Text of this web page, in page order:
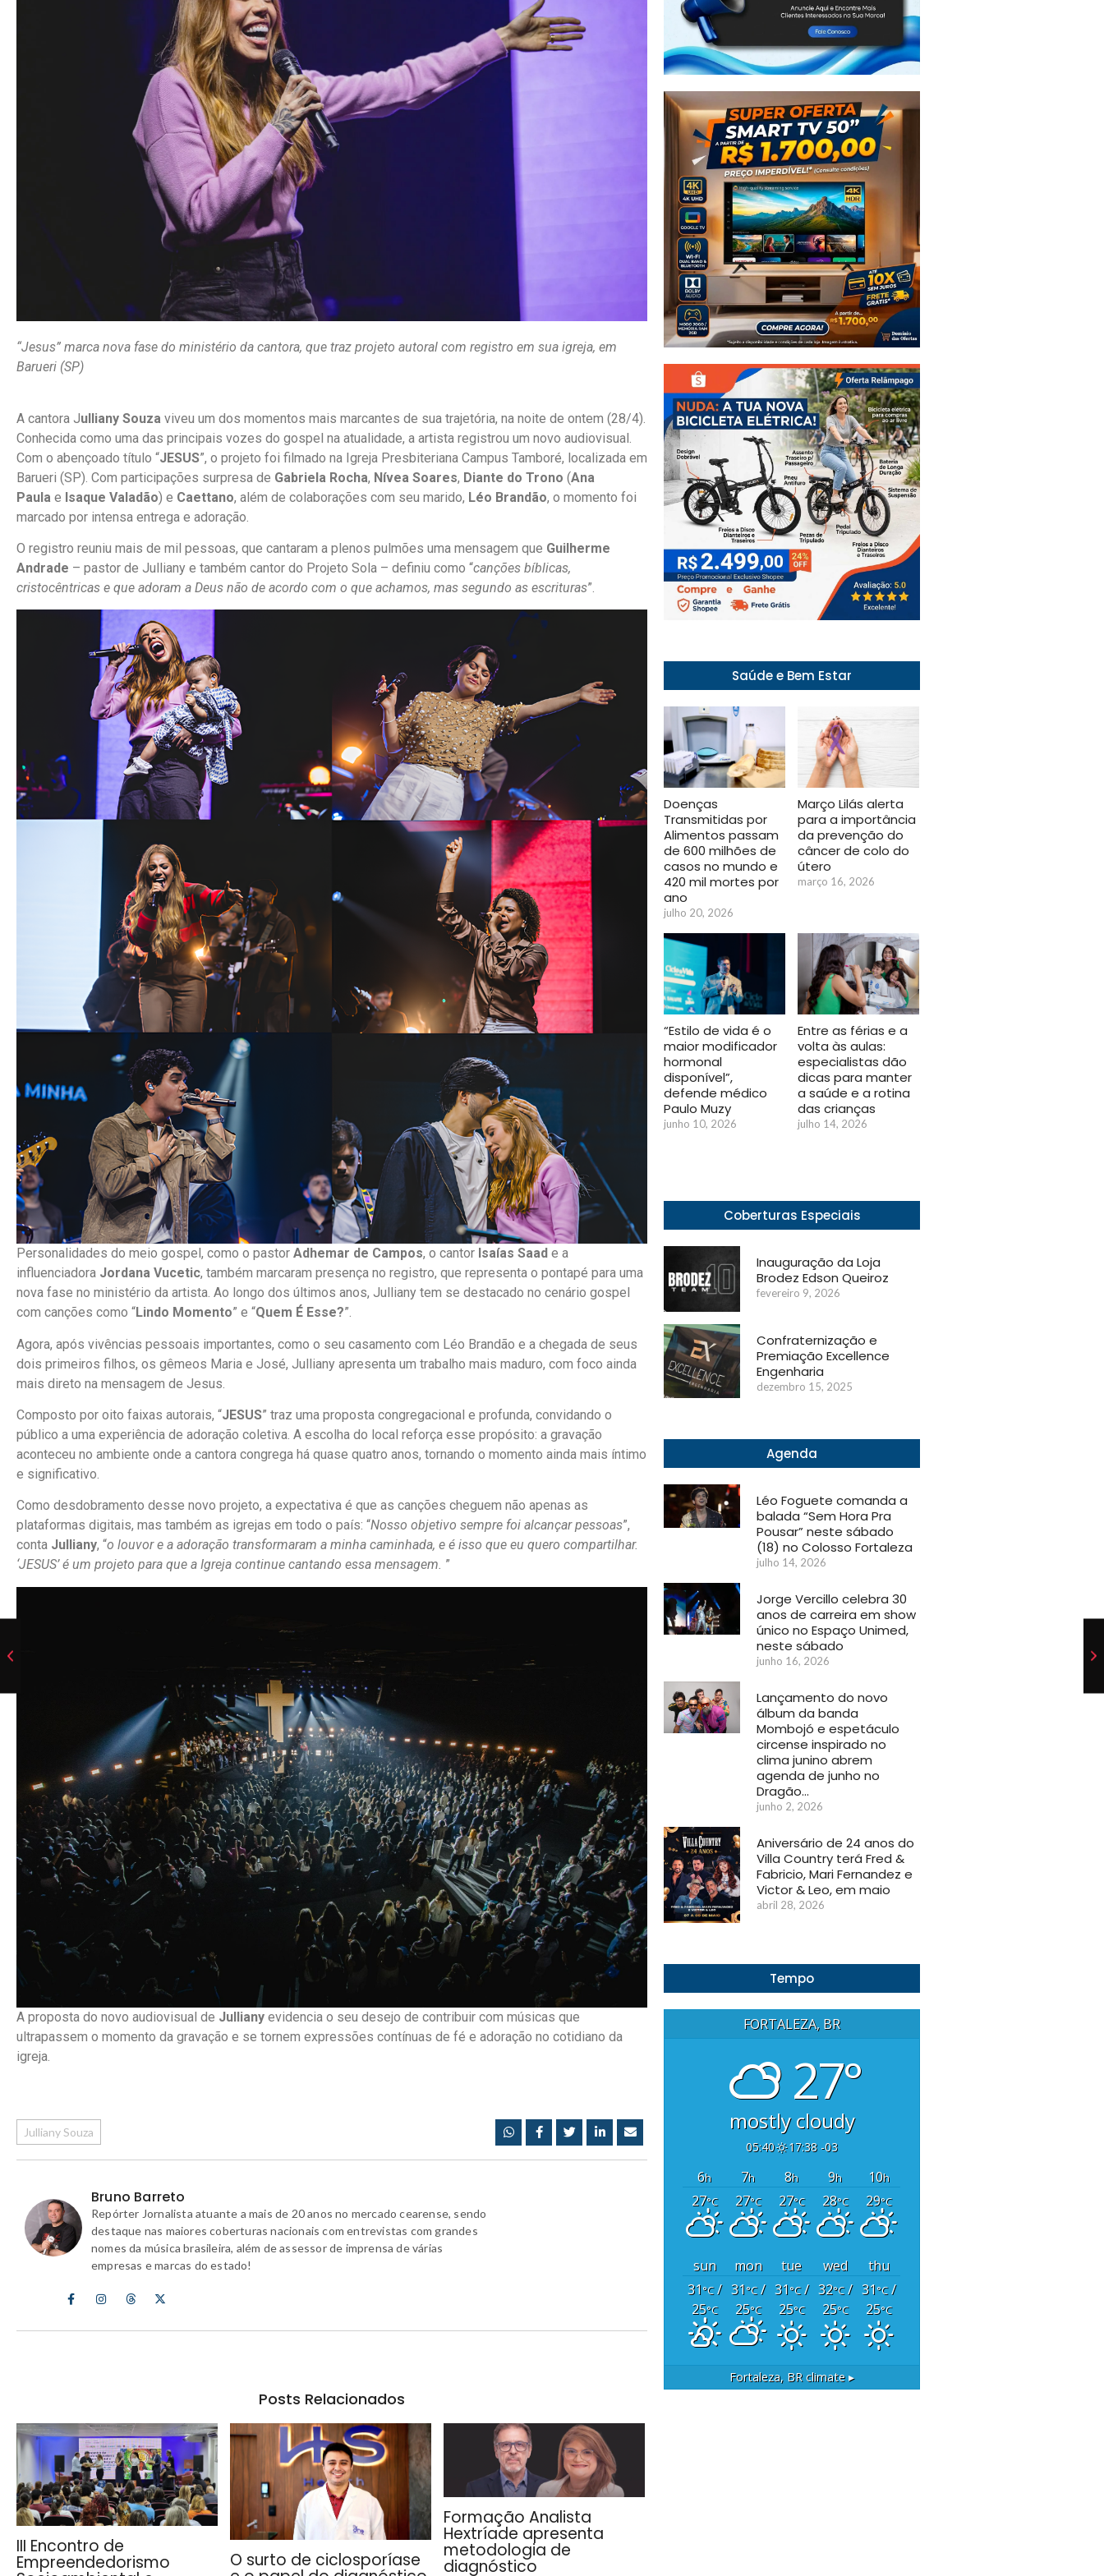
“Jesus” marca nova fase do ministério da cantora, que traz projeto autoral com registro em sua igreja, em
Barueri (SP)
A cantora Julliany Souza viveu um dos momentos mais marcantes de sua trajetória, na noite de ontem (28/4).
Conhecida como uma das principais vozes do gospel na atualidade, a artista registrou um novo audiovisual.
Com o abençoado título “JESUS”, o projeto foi filmado na Igreja Presbiteriana Campus Tamboré, localizada em
Barueri (SP). Com participações surpresa de Gabriela Rocha, Nívea Soares, Diante do Trono (Ana
Paula e Isaque Valadão) e Caettano, além de colaborações com seu marido, Léo Brandão, o momento foi
marcado por intensa entrega e adoração.
O registro reuniu mais de mil pessoas, que cantaram a plenos pulmões uma mensagem que Guilherme
Andrade – pastor de Julliany e também cantor do Projeto Sola – definiu como “canções bíblicas,
cristocêntricas e que adoram a Deus não de acordo com o que achamos, mas segundo as escrituras”.
Personalidades do meio gospel, como o pastor Adhemar de Campos, o cantor Isaías Saad e a
influenciadora Jordana Vucetic, também marcaram presença no registro, que representa o pontapé para uma
nova fase no ministério da artista. Ao longo dos últimos anos, Julliany tem se destacado no cenário gospel
com canções como “Lindo Momento” e “Quem É Esse?”.
Agora, após vivências pessoais importantes, como o seu casamento com Léo Brandão e a chegada de seus
dois primeiros filhos, os gêmeos Maria e José, Julliany apresenta um trabalho mais maduro, com foco ainda
mais direto na mensagem de Jesus.
Composto por oito faixas autorais, “JESUS” traz uma proposta congregacional e profunda, convidando o
público a uma experiência de adoração coletiva. A escolha do local reforça esse propósito: a gravação
aconteceu no ambiente onde a cantora congrega há quase quatro anos, tornando o momento ainda mais íntimo
e significativo.
Como desdobramento desse novo projeto, a expectativa é que as canções cheguem não apenas as
plataformas digitais, mas também as igrejas em todo o país: “Nosso objetivo sempre foi alcançar pessoas”,
conta Julliany, “o louvor e a adoração transformaram a minha caminhada, e é isso que eu quero compartilhar.
‘JESUS’ é um projeto para que a Igreja continue cantando essa mensagem. ”
A proposta do novo audiovisual de Julliany evidencia o seu desejo de contribuir com músicas que
ultrapassem o momento da gravação e se tornem expressões contínuas de fé e adoração no cotidiano da
igreja.
Julliany Souza
Bruno Barreto
Repórter Jornalista atuante a mais de 20 anos no mercado cearense, sendo
destaque nas maiores coberturas nacionais com entrevistas com grandes
nomes da música brasileira, além de assessor de imprensa de várias
empresas e marcas do estado!
Posts Relacionados
III Encontro de
Empreendedorismo O surto de ciclosporíase
Formação Analista
Hextríade apresenta
metodologia de
diagnóstico
Saúde e Bem Estar
Doenças
Transmitidas por
Alimentos passam
de 600 milhões de
casos no mundo e
420 mil mortes por
ano
julho 20, 2026
Março Lilás alerta
para a importância
da prevenção do
câncer de colo do
útero
março 16, 2026
“Estilo de vida é o
maior modificador
hormonal
disponível”,
defende médico
Paulo Muzy
junho 10, 2026
Entre as férias e a
volta às aulas:
especialistas dão
dicas para manter
a saúde e a rotina
das crianças
julho 14, 2026
Coberturas Especiais
Inauguração da Loja
Brodez Edson Queiroz
fevereiro 9, 2026
Confraternização e
Premiação Excellence
Engenharia
dezembro 15, 2025
Agenda
Léo Foguete comanda a
balada “Sem Hora Pra
Pousar” neste sábado
(18) no Colosso Fortaleza
julho 14, 2026
Jorge Vercillo celebra 30
anos de carreira em show
único no Espaço Unimed,
neste sábado
junho 16, 2026
Lançamento do novo
álbum da banda
Mombojó e espetáculo
circense inspirado no
clima junino abrem
agenda de junho no
Dragão…
junho 2, 2026
Aniversário de 24 anos do
Villa Country terá Fred &
Fabricio, Mari Fernandez e
Victor & Leo, em maio
abril 28, 2026
Tempo
FORTALEZA, BR
27°
mostly cloudy
05:40 17:38 -03
6h 7h 8h 9h 10h
27°C 27°C 27°C 28°C 29°C
sun mon tue wed
thu
31°C/
25°C
31°C/
25°C
31°C/
25°C
32°C/
25°C
31°C/
25°C
Fortaleza, BR climate ▸